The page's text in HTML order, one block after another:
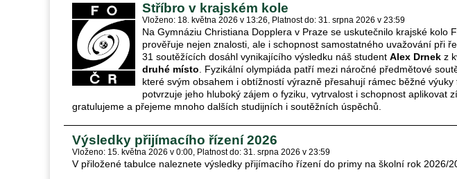
Stříbro v krajském kole
Vloženo: 18. května 2026 v 13:26 Platnost do: 31. srpna 2026 v 23:59
Na Gymnáziu Christiana Dopplera v Praze se uskutečnilo krajské kolo
prověřuje nejen znalosti, ale i schopnost samostatného uvažování při
31 soutěžících dosáhl vynikajícího výsledku náš student Alex Drnekz
druhé místo . Fyzikální olympiáda patří mezi náročné předmětové
které svým obsahem i obtížností výrazně přesahují rámec běžné
potvrzuje jeho hluboký zájem o fyziku, vytrvalost i schopnost aplikovat
gratulujeme a přejeme mnoho dalších studijních i soutěžních úspěchů.
Výsledky přijímacího řízení 2026
Vloženo: 15. května 2026 v 0:00 Platnost do: 31. srpna 2026 v 23:59
V přiložené tabulce naleznete výsledky přijímacího řízení do primy na školní rok 2026/